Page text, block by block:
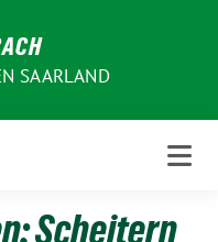
SAARLAND
Scheitern